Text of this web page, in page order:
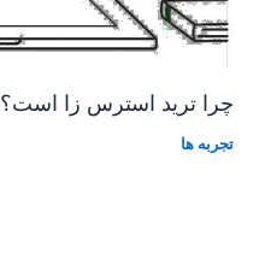
چرا ترید استرس زا است؟
تجربه ها